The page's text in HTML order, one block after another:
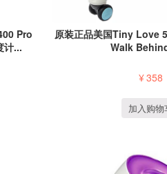
Pro
计...
原装正品美国Tiny Love
Walk
¥358
加入购物